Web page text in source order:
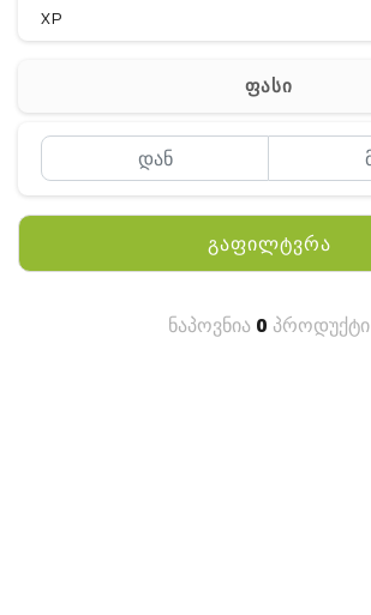
XP
QYT
ფასი
გაფილტვრა
ნაპოვნია0 პროდუქტი